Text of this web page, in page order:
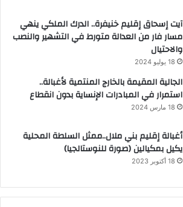
آيت إسحاق إقليم خنيفرة.. الدرك الملكي ينهي
مسار فار من العدالة متورط في التشهير والنصب
والاحتيال
18 يوليو 2024
الجالية المقيمة بالخارج المنتمية لأغبالة..
استمرار في المبادرات الإنساية بدون انقطاع
18 مارس 2024
أغبالة إقليم بني ملال..ممثل السلطة المحلية
يكيل بمكيالين (صورة للنوستالجيا)
18 أكتوبر 2023